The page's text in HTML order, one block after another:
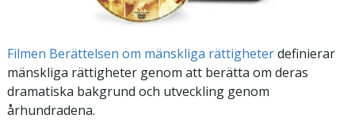
Filmen Berättelsen om mänskliga rättigheterdefinierar
mänskliga rättigheter genom att berätta om deras
dramatiska bakgrund och utveckling genom
århundradena.